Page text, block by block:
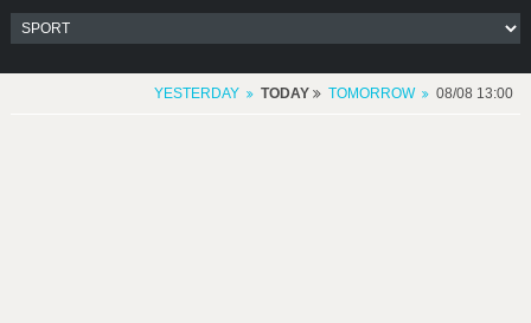
YESTERDAY TODAY TOMORROW 08/08 13:00